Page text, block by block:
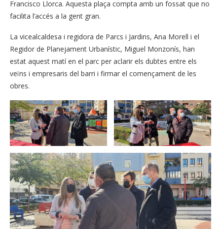
Francisco Llorca. Aquesta plaça compta amb un fossat que no
facilita l’accés a la gent gran.
La vicealcaldesa i regidora de Parcs i Jardins, Ana Morell i el
Regidor de Planejament Urbanístic, Miguel Monzonís, han
estat aquest matí en el parc per aclarir els dubtes entre els
veïns i empresaris del barri i firmar el començament de les
obres.